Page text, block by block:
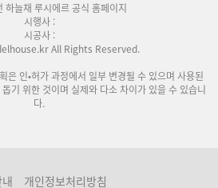
하늘채 루시에르 공식 홈페이지
시행사 :
시공사 :
All Rights Reserved.
인•허가 과정에서 일부 변경될 수 있으며 사용된
기 위한 것이며 실제와 다소 차이가 있을 수 있습니
다.
개인정보처리방침